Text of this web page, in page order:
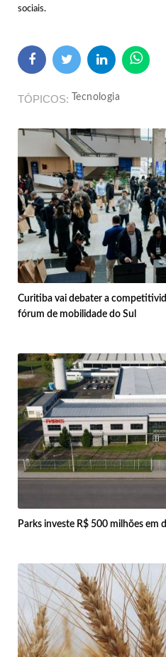
sociais.
TÓPICOS Tecnologia
Curitiba vai debater a
fórum de mobilidade do Sul
Parks investe R$ 500 milhões em